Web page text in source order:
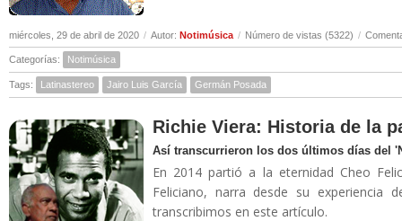
miércoles, 29 de abril de 2020 / Autor: Notimúsica / Número de vistas (5322) /
Categorías: Notimúsica
Tags: Latinastereo Jairo Luis García Germán Posada
Richie Viera: Historia de la
Así transcurrieron los dos últimos días del
En 2014 partió a la eternidad Cheo
Feliciano, narra desde su experiencia
transcribimos en este artículo.